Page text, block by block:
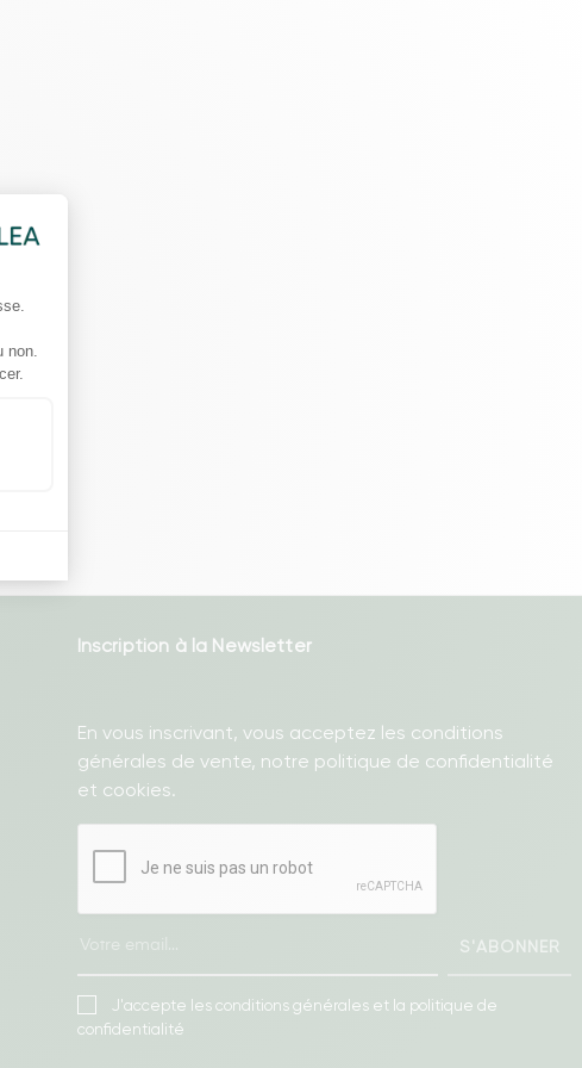
Inscription à la Newsletter
En vous inscrivant, vous acceptez les conditions
générales de vente, notre politique de confidentialité
et cookies.
S'ABONNER
J'accepte les conditions générales et la politique de
confidentialité